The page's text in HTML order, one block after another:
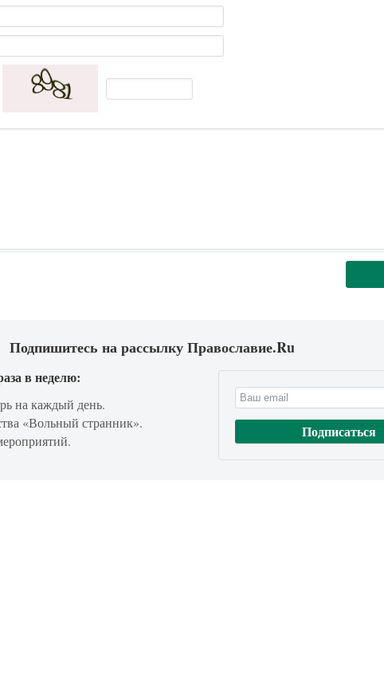
Подпишитесь на рассылку Православие.Ru
в неделю:
на каждый день.
«Вольный странник».